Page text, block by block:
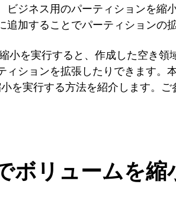
ジネス用のパーティションを縮
加することでパーティションの
小を実行すると、作成した空き領
ションを拡張したりできます。本
を実行する方法を紹介します。
ボリュームを